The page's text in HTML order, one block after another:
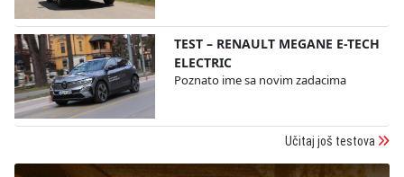
TEST – RENAULT MEGANE E-TECH
ELECTRIC
Poznato ime sa novim zadacima
Učitaj još testova